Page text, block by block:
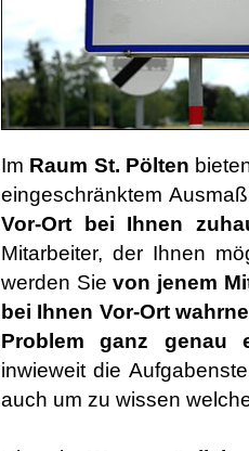
Im Raum St. Pölten
eingeschränktem
Vor-Ort bei Ihnen
Mitarbeiter, der Ihnen
werden Sievon jenem
bei Ihnen Vor-Ort
Problem ganz genau
inwieweit die
auch um zu wissen